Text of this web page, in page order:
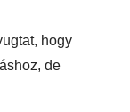
hogy
de